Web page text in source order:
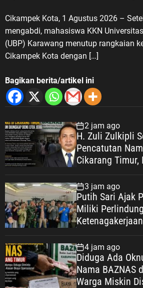
Cikampek Kota, 1 Agustus 2026 –
mengabdi, mahasiswa KKN
(UBP) Karawang menutup rangkaian
Cikampek Kota dengan […]
Bagikan berita/artikel ini
2 jam ago
H. Zuli Zulkipli
Pencatutan
Cikarang Timur,
3 jam ago
Putih Sari Ajak
Miliki
Kesejahteraan
4 jam ago
Diduga Ada
Nama BAZNAS
Warga Miskin